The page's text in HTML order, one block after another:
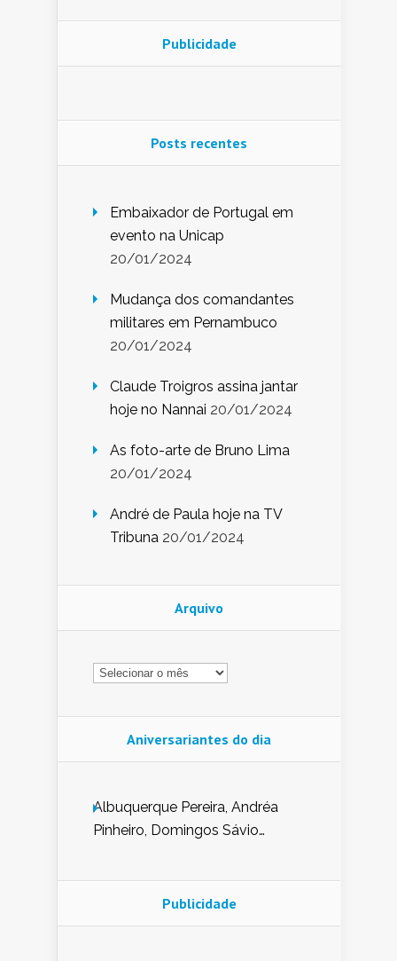
Publicidade
Posts recentes
Embaixador de Portugal em
evento na Unicap
20/01/2024
Mudança dos comandantes
militares em Pernambuco
20/01/2024
Claude Troigros assina jantar
hoje no Nannai 20/01/2024
As foto-arte de Bruno Lima
20/01/2024
André de Paula hoje na TV
Tribuna 20/01/2024
Arquivo
Arquivo
Aniversariantes do dia
Albuquerque Pereira, Andréa
Pinheiro, Domingos Sávio
Nunes de Sena, Fátima Peixoto,
Glória Pereira, Kátia Mesel,
Publicidade